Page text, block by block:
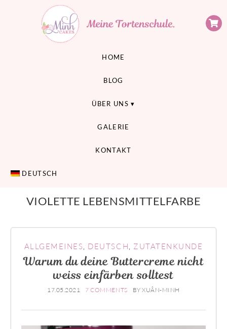
MEINE TORTENSCHULE
HOME
BLOG
ÜBER UNS
GALERIE
KONTAKT
DEUTSCH
VIOLETTE LEBENSMITTELFARBE
ALLGEMEINES DEUTSCH ZUTATENKUNDE
Warum du deine Buttercreme nicht
weiss einfärben solltest
17.05.2021 7 COMMENTS BYXUÂN-MINH